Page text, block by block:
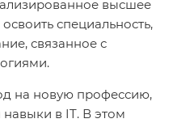
высшее
специальность,
связанное с
на новую профессию,
в IT. В этом